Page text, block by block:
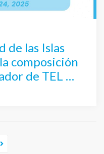
de las Islas
composición
de TEL –